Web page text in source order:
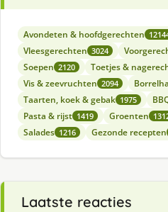
Avondeten & hoofdgerechten
Vleesgerechten 3024
Soepen 2120 Toetjes &
Vis & zeevruchten 2094
Taarten, koek & gebak 1975
Pasta & rijst 1419 Groenten
Salades 1216 Gezonde recepten
Laatste reacties